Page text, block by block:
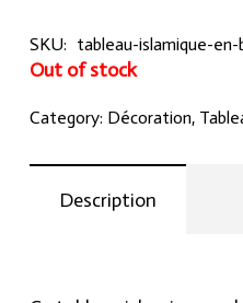
SKU: tableau-islamique-
Out of stock
Category: Décoration,
Description